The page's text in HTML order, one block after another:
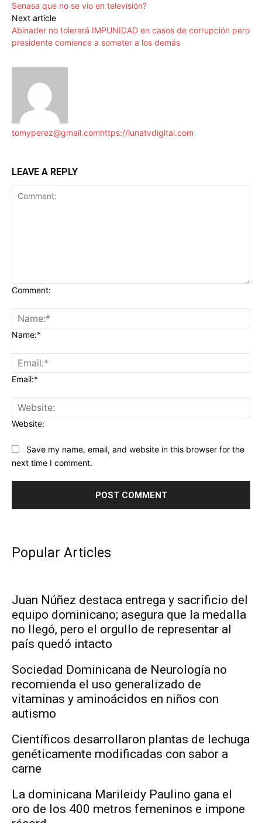
Senasa que no se vio en televisión?
Next article
Abinader no tolerará IMPUNIDAD en casos de corrupción pero
presidente comience a someter a los demás
tomyperez@gmail.comhttps://lunatvdigital.com
LEAVE A REPLY
Comment:
Name:*
Email:*
Website:
Save my name, email, and website in this browser for the
next time I comment.
Popular Articles
Juan Núñez destaca entrega y sacrificio del
equipo dominicano; asegura que la medalla
no llegó, pero el orgullo de representar al
país quedó intacto
Sociedad Dominicana de Neurología no
recomienda el uso generalizado de
vitaminas y aminoácidos en niños con
autismo
Científicos desarrollaron plantas de lechuga
genéticamente modificadas con sabor a
carne
La dominicana Marileidy Paulino gana el
oro de los 400 metros femeninos e impone